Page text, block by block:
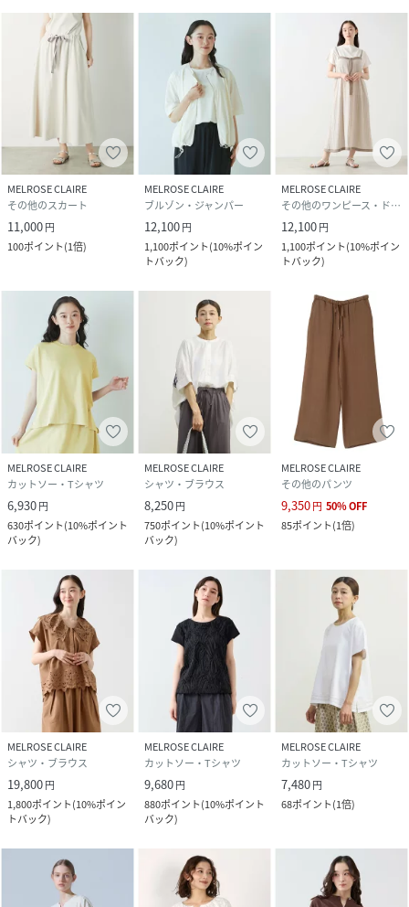
MELROSE CLAIRE
その他のスカート
11,000円
100ポイント(1倍)
MELROSE CLAIRE
ブルゾン・ジャンパー
12,100円
1,100ポイント(10%ポイン
トバック)
MELROSE CLAIRE
その他のワンピース・ドレス
12,100円
1,100ポイント(10%ポイン
トバック)
MELROSE CLAIRE
カットソー・Tシャツ
6,930円
630ポイント(10%ポイント
バック)
MELROSE CLAIRE
シャツ・ブラウス
8,250円
750ポイント(10%ポイント
バック)
MELROSE CLAIRE
その他のパンツ
9,350円 50%OFF
85ポイント(1倍)
MELROSE CLAIRE
シャツ・ブラウス
19,800円
1,800ポイント(10%ポイン
トバック)
MELROSE CLAIRE
カットソー・Tシャツ
9,680円
880ポイント(10%ポイント
バック)
MELROSE CLAIRE
カットソー・Tシャツ
7,480円
68ポイント(1倍)